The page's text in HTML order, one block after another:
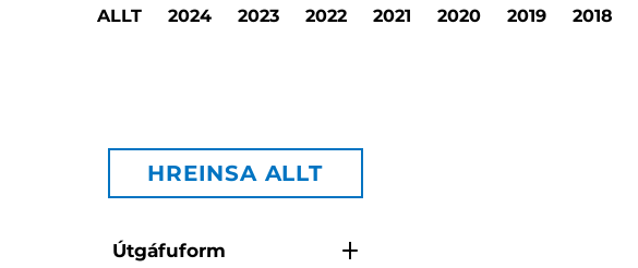
ALLT 2024 2023 2022 2021 2020 2019 2018
HREINSA ALLT
Útgáfuform